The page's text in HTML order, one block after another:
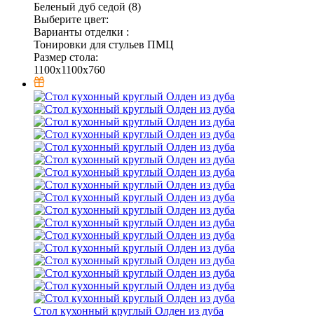
Беленый дуб седой (8)
Выберите цвет:
Варианты отделки :
Тонировки для стульев ПМЦ
Размер стола:
1100x1100x760
Стол кухонный круглый Олден из дуба